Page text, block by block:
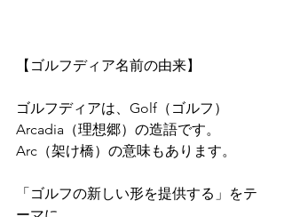
【ゴルフディア名前の由来】
ゴルフディアは、Golf（ゴルフ）
Arcadia（理想郷）の造語です。
Arc（架け橋）の意味もあります。
「ゴルフの新しい形を提供する」をテ